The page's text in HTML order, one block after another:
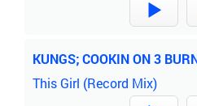
KUNGS; COOKIN ON 3
This Girl (Record Mix)